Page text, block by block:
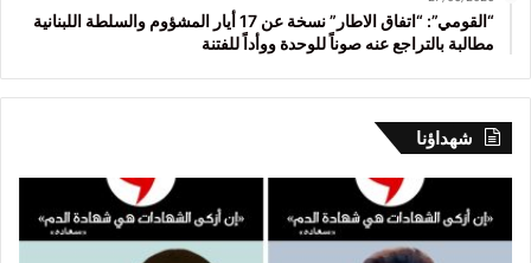
“القومي”: “اتفاق الاطار” نسخة عن 17 أيار المشؤوم والسلطة اللبنانية
مطالبة بالتراجع عنه صوناً للوحدة ووأداً للفتنة
شهداؤنا